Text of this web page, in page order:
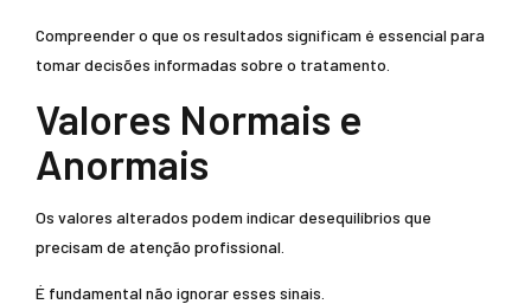
Compreender o que os resultados significam é essencial para
tomar decisões informadas sobre o tratamento.
Valores Normais e
Anormais
Os valores alterados podem indicar desequilíbrios que
precisam de atenção profissional.
É fundamental não ignorar esses sinais.